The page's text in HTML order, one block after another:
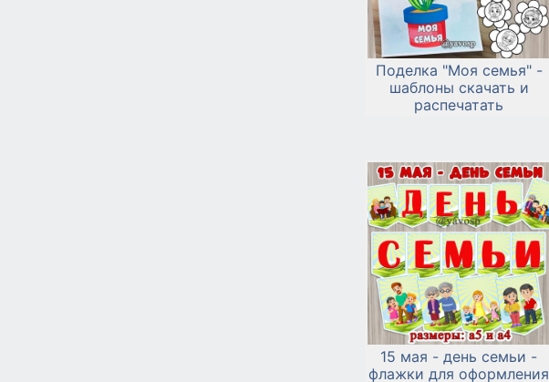
Поделка "Моя семья" -
шаблоны скачать и
распечатать
15 мая - день семьи -
флажки для оформления